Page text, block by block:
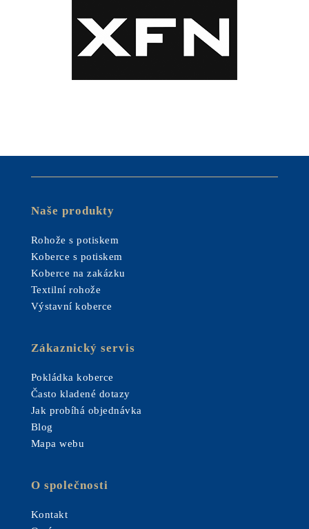
Naše produkty
Rohože s potiskem
Koberce s potiskem
Koberce na zakázku
Textilní rohože
Výstavní koberce
Zákaznický servis
Pokládka koberce
Často kladené dotazy
Jak probíhá objednávka
Blog
Mapa webu
O společnosti
Kontakt